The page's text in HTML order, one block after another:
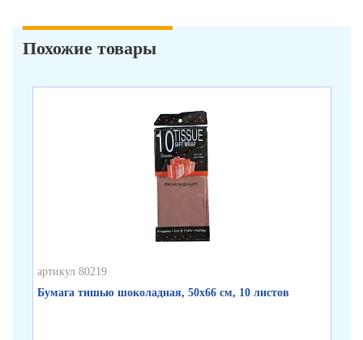
Похожие товары
артикул 80219
Бумага тишью шоколадная, 50х66 см, 10 листов